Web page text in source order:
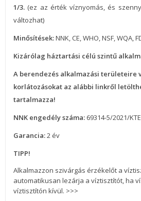
1/3. (ez az érték víznyomás, és
változhat)
Minősítések:NNK, CE, WHO, NSF, WQA,
Kizárólag háztartási célú szintű
A berendezés alkalmazási területeire
korlátozásokat az alábbi linkről
tartalmazza!
NNK engedély száma: 69314-5/2021/
Garancia:2 év
TIPP!
Alkalmazzon szivárgás érzékelőt a
automatikusan lezárja a víztisztítót, ha
víztisztítón kívül. >>>